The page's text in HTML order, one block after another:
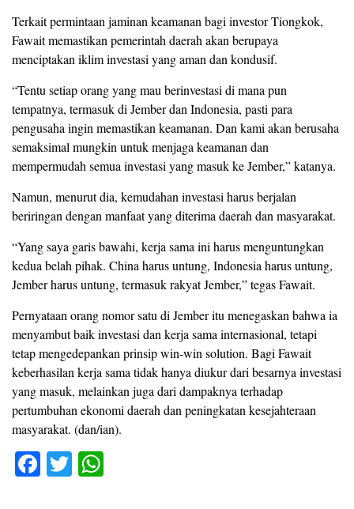
Terkait permintaan jaminan keamanan bagi investor Tiongkok,
Fawait memastikan pemerintah daerah akan berupaya
menciptakan iklim investasi yang aman dan kondusif.
“Tentu setiap orang yang mau berinvestasi di mana pun
tempatnya, termasuk di Jember dan Indonesia, pasti para
pengusaha ingin memastikan keamanan. Dan kami akan berusaha
semaksimal mungkin untuk menjaga keamanan dan
mempermudah semua investasi yang masuk ke Jember,” katanya.
Namun, menurut dia, kemudahan investasi harus berjalan
beriringan dengan manfaat yang diterima daerah dan masyarakat.
“Yang saya garis bawahi, kerja sama ini harus menguntungkan
kedua belah pihak. China harus untung, Indonesia harus untung,
Jember harus untung, termasuk rakyat Jember,” tegas Fawait.
Pernyataan orang nomor satu di Jember itu menegaskan bahwa ia
menyambut baik investasi dan kerja sama internasional, tetapi
tetap mengedepankan prinsip win-win solution. Bagi Fawait
keberhasilan kerja sama tidak hanya diukur dari besarnya investasi
yang masuk, melainkan juga dari dampaknya terhadap
pertumbuhan ekonomi daerah dan peningkatan kesejahteraan
masyarakat. (dan/ian).
F
T